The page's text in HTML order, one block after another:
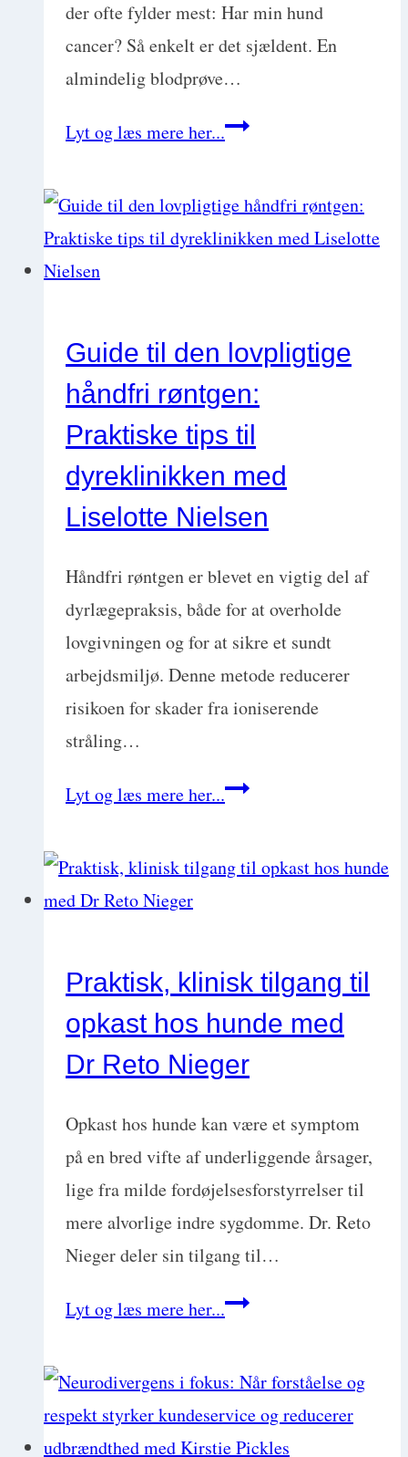
der ofte fylder mest: Har min hund
cancer? Så enkelt er det sjældent. En
almindelig blodprøve…
Lyt og læs mere her...Ny
for
skjult
Opdag
sygdommen
tidligt
med
Steen
Engermann
Guide til den lovpligtige
håndfri røntgen:
Praktiske tips til
dyreklinikken med
Liselotte Nielsen
Håndfri røntgen er blevet en vigtig del af
dyrlægepraksis, både for at overholde
lovgivningen og for at sikre et sundt
arbejdsmiljø. Denne metode reducerer
risikoen for skader fra ioniserende
stråling…
Lyt og læs mere her...Guide
den
Praktiske
tips
til
dyreklinikken
med
Liselotte
Nielsen
Praktisk, klinisk tilgang til
opkast hos hunde med
Dr Reto Nieger
Opkast hos hunde kan være et symptom
på en bred vifte af underliggende årsager,
lige fra milde fordøjelsesforstyrrelser til
mere alvorlige indre sygdomme. Dr. Reto
Nieger deler sin tilgang til…
Lyt og læs mere her...Praktisk,
tilgang
til
opkast